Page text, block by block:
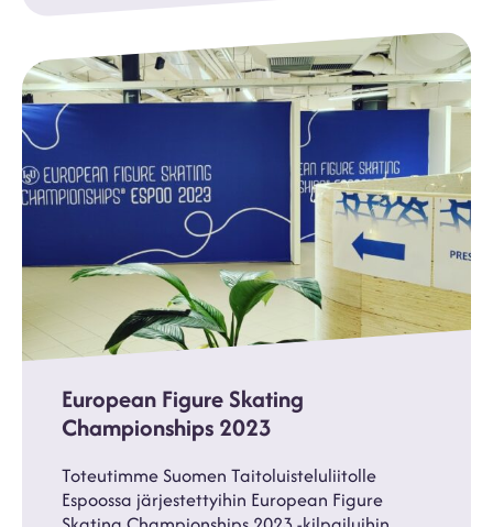
European Figure Skating
Championships 2023
Toteutimme Suomen Taitoluisteluliitolle
Espoossa järjestettyihin European Figure